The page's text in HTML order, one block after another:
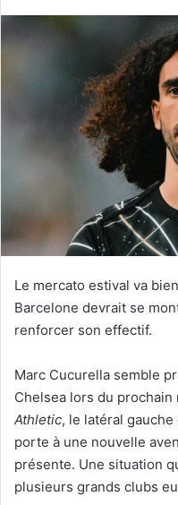
Le mercato estival va
Barcelone devrait se
renforcer son effectif.
Marc Cucurella semble
Chelsea lors du
Athletic, le latéral
porte à une nouvelle
présente. Une situation
plusieurs grands clubs